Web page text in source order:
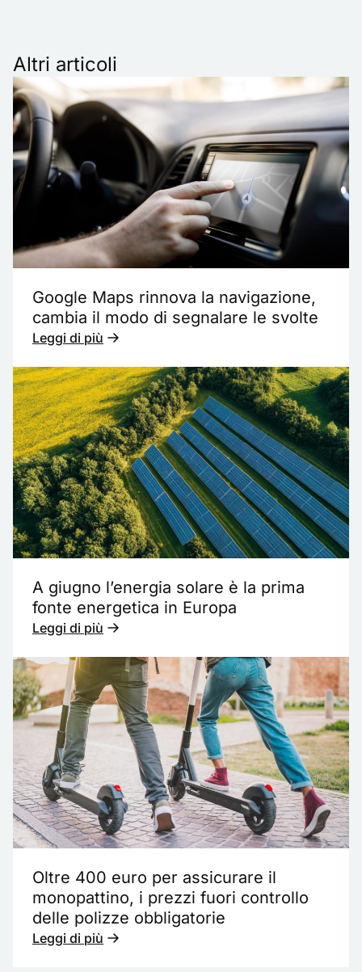
Altri articoli
Google Maps rinnova la navigazione,
cambia il modo di segnalare le svolte
Leggi di più
A giugno l’energia solare è la prima
fonte energetica in Europa
Leggi di più
Oltre 400 euro per assicurare il
monopattino, i prezzi fuori controllo
delle polizze obbligatorie
Leggi di più